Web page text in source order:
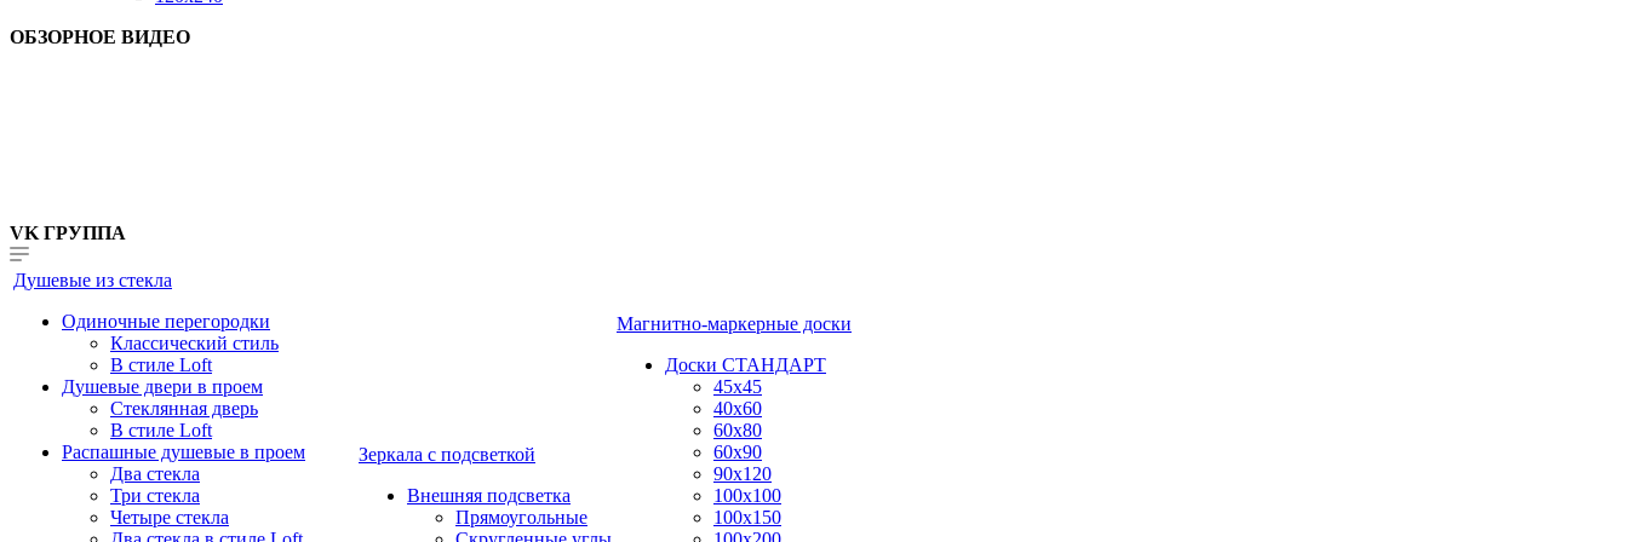
ОБЗОРНОЕ ВИДЕО
VK ГРУППА
Душевые из стекла
Одиночные перегородки
Классический стиль
В стиле Loft
Душевые двери в проем
Стеклянная дверь
В стиле Loft
Распашные душевые в проем
Два стекла
Три стекла
Четыре стекла
Зеркала с подсветкой
Внешняя подсветка
Прямоугольные
Магнитно-маркерные доски
Доски СТАНДАРТ
45x45
40x60
60x80
60x90
90x120
100x100
100x150